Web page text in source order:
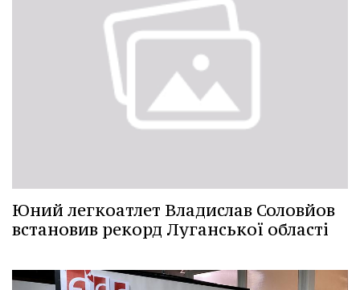
Юний легкоатлет Владислав Соловйов
встановив рекорд Луганської області